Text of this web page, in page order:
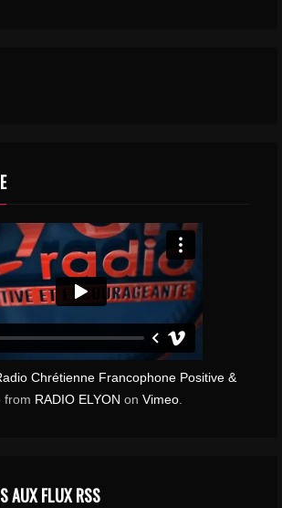
Chrétienne Francophone Positive &
from RADIO ELYON onVimeo
AUX FLUX RSS